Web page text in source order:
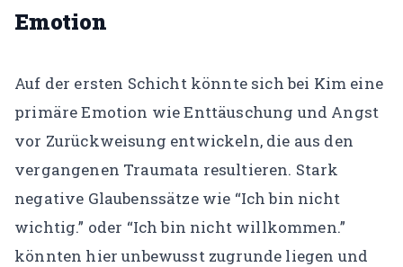
Emotion
Auf der ersten Schicht könnte sich bei Kim eine
primäre Emotion wie Enttäuschung und Angst
vor Zurückweisung entwickeln, die aus den
vergangenen Traumata resultieren. Stark
negative Glaubenssätze wie “Ich bin nicht
wichtig.” oder “Ich bin nicht willkommen.”
könnten hier unbewusst zugrunde liegen und